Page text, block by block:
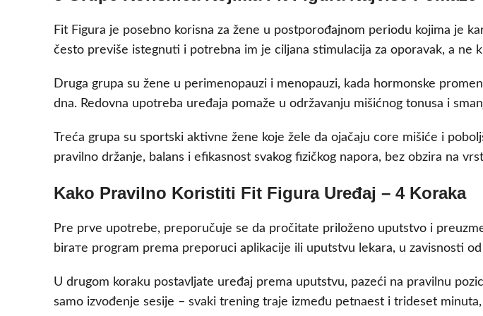
Fit Figura je posebno korisna za žene u postporođajnom periodu kojima je
često previše istegnuti i potrebna im je ciljana stimulacija za oporavak, a
Druga grupa su žene u perimenopauzi i menopauzi, kada hormonske
dna. Redovna upotreba uređaja pomaže u održavanju mišićnog tonusa i
Treća grupa su sportski aktivne žene koje žele da ojačaju core mišiće i
pravilno držanje, balans i efikasnost svakog fizičkog napora, bez obzira na
Kako Pravilno Koristiti Fit Figura Uređaj – 4 Koraka
Pre prve upotrebe, preporučuje se da pročitate priloženo uputstvo i
birате program prema preporuci aplikacije ili uputstvu lekara, u zavisnosti
U drugom koraku postavljate uređaj prema uputstvu, pazeći na pravilnu
samo izvođenje sesije – svaki trening traje između petnaest i trideset